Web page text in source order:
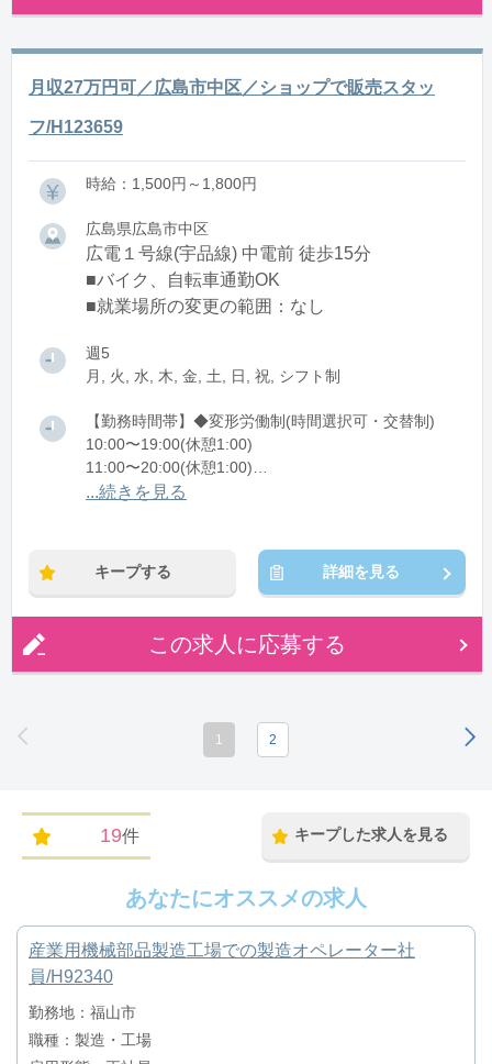
月収27万円可／広島市中区／ショップで販売スタッ
フ/H123659
時給：1,500円～1,800円
広島県広島市中区
広電１号線(宇品線) 中電前 徒歩15分
■バイク、自転車通勤OK
■就業場所の変更の範囲：なし
週5
月, 火, 水, 木, 金, 土, 日, 祝, シフト制
【勤務時間帯】◆変形労働制(時間選択可・交替制)
10:00〜19:00(休憩1:00)
11:00〜20:00(休憩1:00)
...続きを見る
キープする 詳細を見る
この求人に応募する
1 2
19件 キープした求人を見る
あなたにオススメの求人
産業用機械部品製造工場での製造オペレーター社
員/H92340
勤務地：福山市
職種：製造・工場